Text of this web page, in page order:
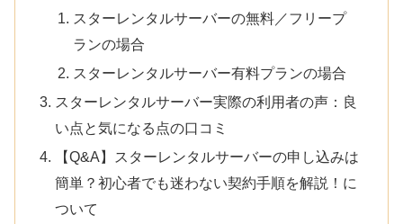
スターレンタルサーバーの無料／フリープ
ランの場合
スターレンタルサーバー有料プランの場合
スターレンタルサーバー実際の利用者の声：良
い点と気になる点の口コミ
【Q&A】スターレンタルサーバーの申し込みは
簡単？初心者でも迷わない契約手順を解説！に
ついて